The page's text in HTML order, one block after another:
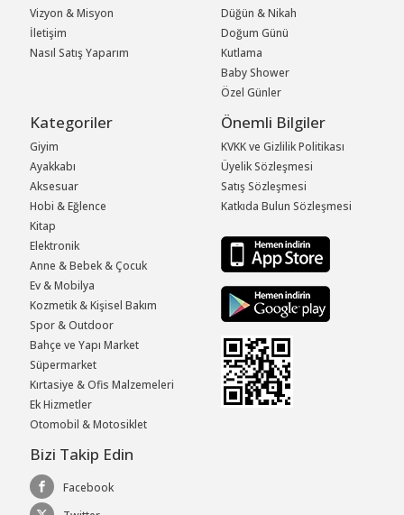
Vizyon & Misyon
İletişim
Nasıl Satış Yaparım
Düğün & Nikah
Doğum Günü
Kutlama
Baby Shower
Özel Günler
Kategoriler
Giyim
Ayakkabı
Aksesuar
Hobi & Eğlence
Kitap
Elektronik
Anne & Bebek & Çocuk
Ev & Mobilya
Kozmetik & Kişisel Bakım
Spor & Outdoor
Bahçe ve Yapı Market
Süpermarket
Kırtasiye & Ofis Malzemeleri
Ek Hizmetler
Otomobil & Motosiklet
Önemli Bilgiler
KVKK ve Gizlilik Politikası
Üyelik Sözleşmesi
Satış Sözleşmesi
Katkıda Bulun Sözleşmesi
Bizi Takip Edin
Facebook